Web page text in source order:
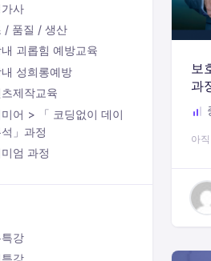
사
/ 품질 / 생산
괴롭힘 예방교육
성희롱예방
제작교육
미어 > 「 코딩없이 데이
」과정
엄 과정
강
보
과
아